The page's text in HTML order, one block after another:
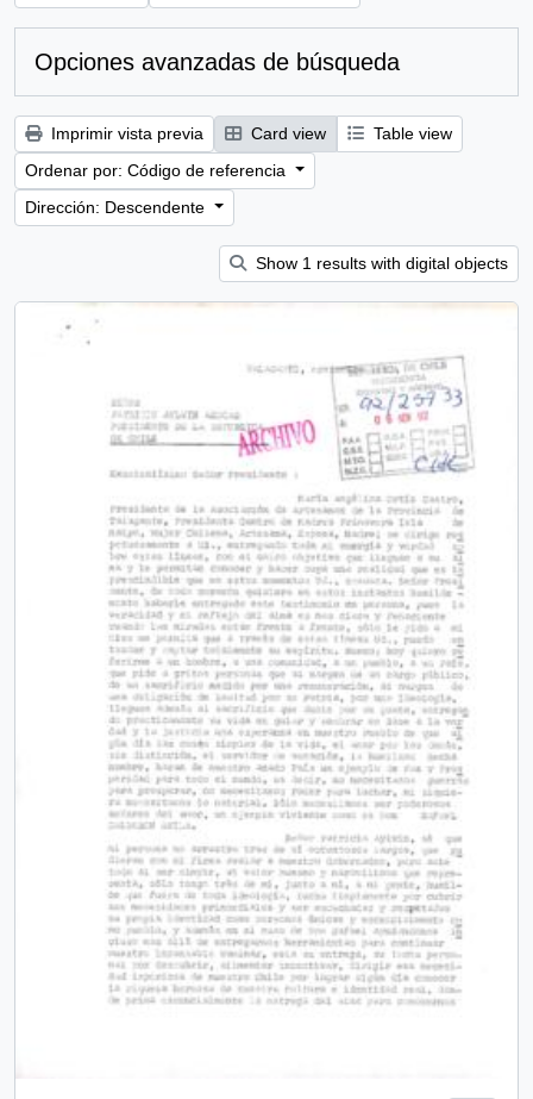
Opciones avanzadas de búsqueda
Imprimir vista previa Card view
Table view
Ordenar por: Código de referencia
Dirección: Descendente
Show 1 results with digital objects